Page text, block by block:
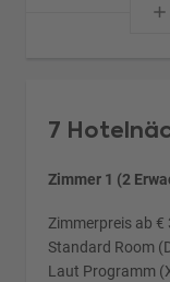
7
Zimmer 1 (2
Zimmerpreis ab €
Standard Room
Laut Programm